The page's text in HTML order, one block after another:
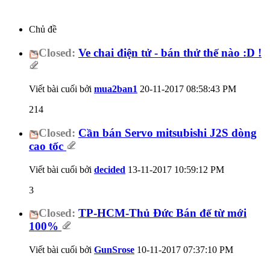
Chủ đề
Closed: Ve chai điện tử - bán thử thế nào :D !
Viết bài cuối bởi mua2ban1 20-11-2017 08:58:43 PM
214
Closed: Cần bán Servo mitsubishi J2S dòng
cao tốc
Viết bài cuối bởi decided 13-11-2017 10:59:12 PM
3
Closed: TP-HCM-Thủ Đức Bán đế từ mới
100%
Viết bài cuối bởi GunSrose 10-11-2017 07:37:10 PM